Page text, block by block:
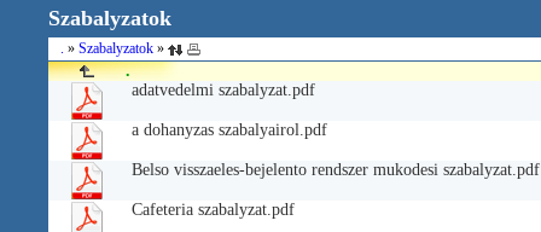
Szabalyzatok
. » Szabalyzatok »
.
adatvedelmi szabalyzat.pdf
a dohanyzas szabalyairol.pdf
Belso visszaeles-bejelento rendszer mukodesi szabalyzat.pdf
Cafeteria szabalyzat.pdf